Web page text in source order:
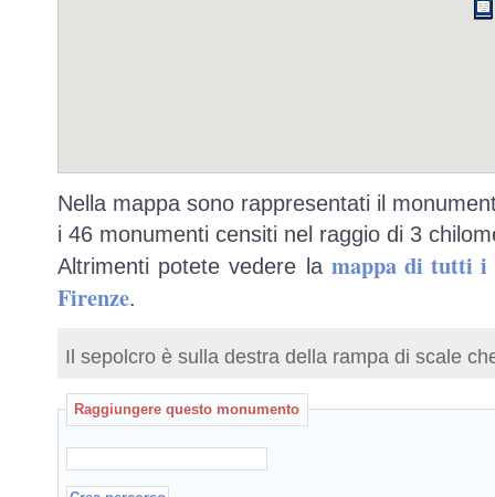
Nella mappa sono rappresentati il
i 46 monumenti censiti nel raggio di 3
Altrimenti potete vedere la mappa di tutti i
Firenze.
Il sepolcro è sulla destra della rampa di scale
Raggiungere questo monumento